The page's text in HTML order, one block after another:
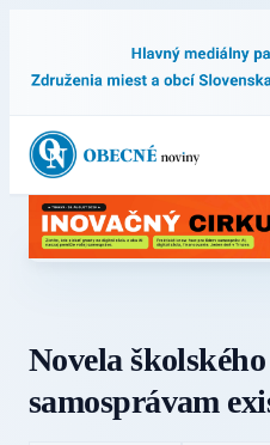
Novela
samosprávam